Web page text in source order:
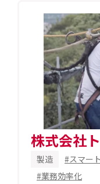
株式会社
製造 #スマー
#業務効率化